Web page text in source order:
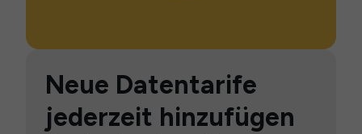
Neue Datentarife
jederzeit hinzufügen